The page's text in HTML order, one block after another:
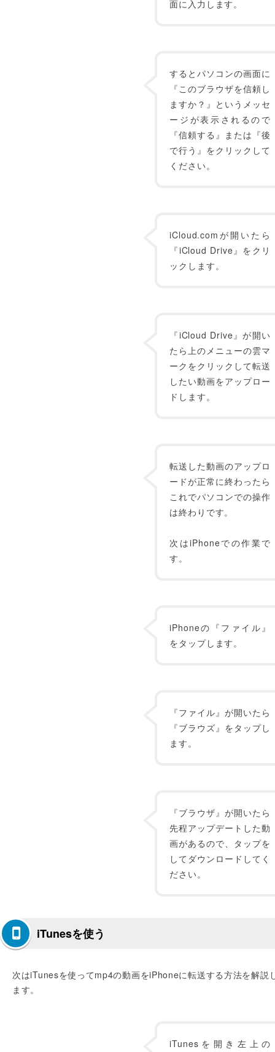
面に入力します。
するとパソコンの画面に
『このブラウザを信頼し
ますか？』というメッセ
ージが表示されるので
『信頼する』または『後
で行う』をクリックして
ください。
iCloud.comが開いたら
『iCloud Drive』をクリ
ックします。
『iCloud Drive』が開い
たら上のメニューの雲マ
ークをクリックして転送
したい動画をアップロー
ドします。
転送した動画のアップロ
ードが正常に終わったら
これでパソコンでの操作
は終わりです。
次はiPhoneでの作業で
す。
iPhoneの『ファイル』
をタップします。
『ファイル』が開いたら
『ブラウズ』をタップし
ます。
『ブラウザ』が開いたら
先程アップデートした動
画があるので、タップを
してダウンロードしてく
ださい。
iTunesを使う
次はiTunesを使ってmp4の動画をiPhoneに転送する方法を解説
ます。
iTunesを開き左上の